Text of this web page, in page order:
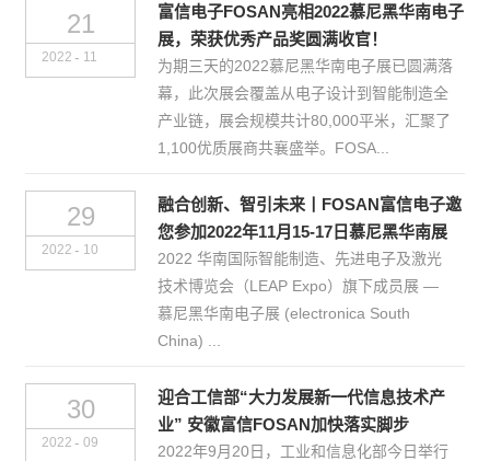
21
2022 - 11
富信电子FOSAN亮相2022慕尼黑华南电子
展，荣获优秀产品奖圆满收官！
为期三天的2022慕尼黑华南电子展已圆满落
幕，此次展会覆盖从电子设计到智能制造全
产业链，展会规模共计80,000平米，汇聚了
1,100优质展商共襄盛举。FOSA...
29
2022 - 10
融合创新、智引未来丨FOSAN富信电子邀
您参加2022年11月15-17日慕尼黑华南展
2022 华南国际智能制造、先进电子及激光
技术博览会（LEAP Expo）旗下成员展 —
慕尼黑华南电子展 (electronica South
China) ...
30
2022 - 09
迎合工信部“大力发展新一代信息技术产
业” 安徽富信FOSAN加快落实脚步
2022年9月20日，工业和信息化部今日举行